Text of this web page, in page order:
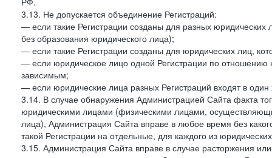
3.13. Не допускается объединение Регистраций:
— если такие Регистрации созданы для разных
без образования юридического лица);
— если такие Регистрации созданы для юридических лиц,
— если юридическое лицо одной Регистрации по отношению
зависимым;
— если юридические лица разных Регистраций входят в
3.14. В случае обнаружения Администрацией Сайта факта
юридическими лицами (физическими лицами,
лица), Администрация Сайта вправе в любое время без
такой Регистрации на отдельные, для каждого из
3.15. Администрация Сайта вправе в случае расторжения